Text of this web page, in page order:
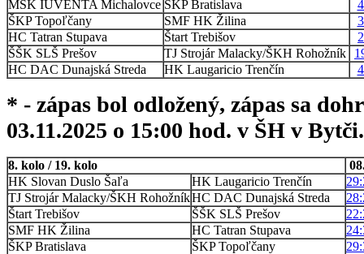
MŠK IUVENTA Michalovce ŠKP Bratislava
ŠKP Topoľčany
SMF HK Žilina
HC Tatran Stupava
Štart Trebišov
ŠŠK SLŠ Prešov
TJ Strojár Malacky/ŠKH Rohožník
HC DAC Dunajská Streda
HK Laugaricio Trenčín
* - zápas bol odložený, zápas sa
03.11.2025 o 15:00 hod. v ŠH v Bytči.
8. kolo / 19. kolo
HK Slovan Duslo Šaľa
HK Laugaricio Trenčín
TJ Strojár Malacky/ŠKH RohožníkHC DAC Dunajská Streda
Štart Trebišov
ŠŠK SLŠ Prešov
SMF HK Žilina
HC Tatran Stupava
ŠKP Bratislava
ŠKP Topoľčany